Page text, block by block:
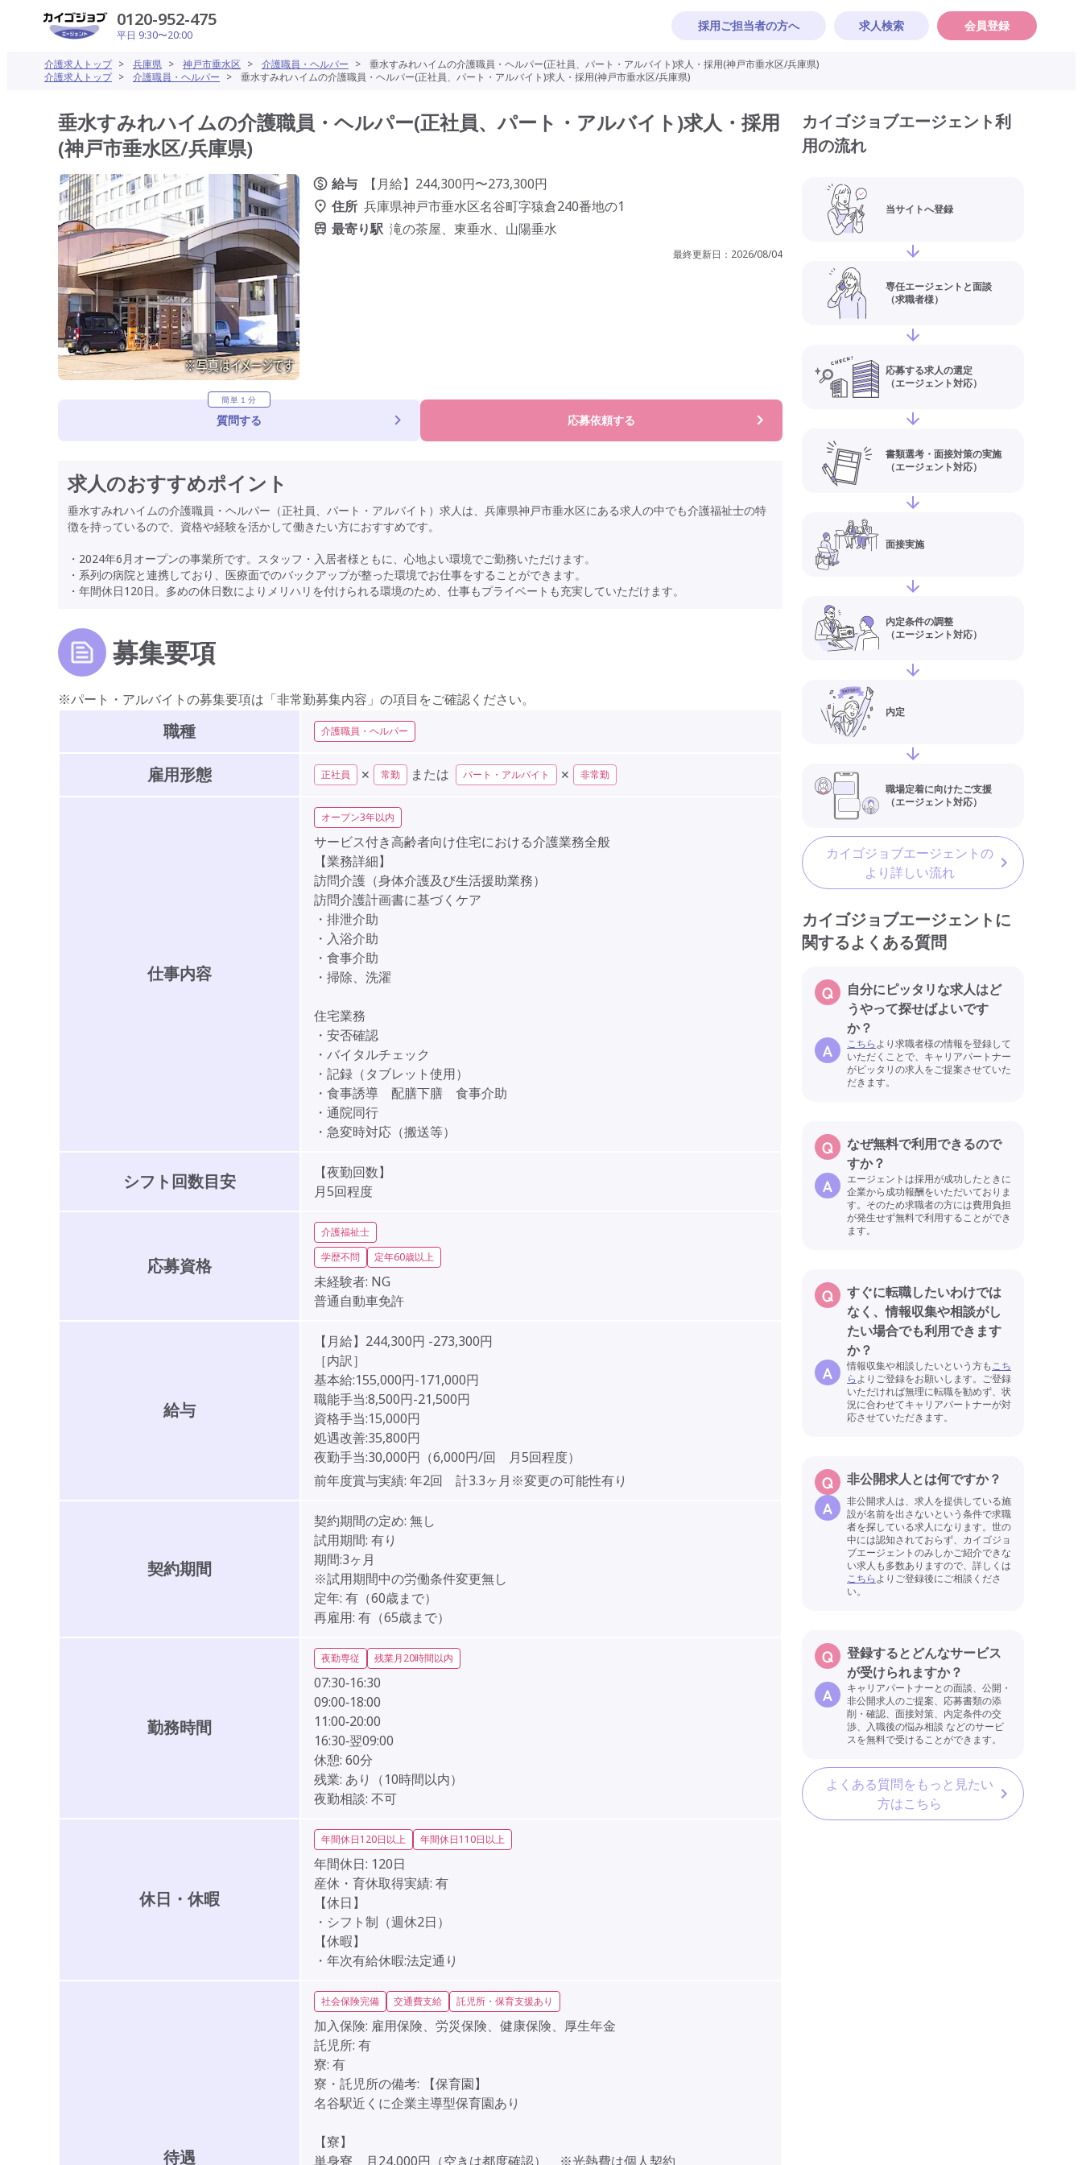
0120-952-475
平日 9:30〜20:00
採用ご担当者の方へ 求人検索 会員登録
介護求人トップ > 兵庫県 > 神戸市垂水区 > 介護職員・ヘルパー >
垂水すみれハイムの介護職員・ヘルパー(正社員、パート・アルバイト)求人・採用(神戸市垂水区/兵庫県)
介護求人トップ > 介護職員・ヘルパー > 垂水すみれハイムの介護職員・ヘルパー(正社員、パート・アルバイト)求人・採用(神戸市垂水区/兵庫県)
垂水すみれハイムの介護職員・ヘルパー(正社員、パート・アルバイト)求人・採用
(神戸市垂水区/兵庫県)
給与
【月給】244,300円〜273,300円
住所 兵庫県神戸市垂水区名谷町字猿倉240番地の1
最寄り駅 滝の茶屋、東垂水、山陽垂水
最終更新日： 2026/08/04
簡単１分
質問する 応募依頼する
求人のおすすめポイント
垂水すみれハイムの介護職員・ヘルパー（正社員、パート・アルバイト）求人は、兵庫県神戸市垂水区にある求人の中でも介護福祉士の特
徴を持っているので、資格や経験を活かして働きたい方におすすめです。
・2024年6月オープンの事業所です。スタッフ・入居者様ともに、心地よい環境でご勤務いただけます。
・系列の病院と連携しており、医療面でのバックアップが整った環境でお仕事をすることができます。
・年間休日120日。多めの休日数によりメリハリを付けられる環境のため、仕事もプライベートも充実していただけます。
募集要項
※パート・アルバイトの募集要項は「非常勤募集内容」の項目をご確認ください。
職種 介護職員・ヘルパー
雇用形態 正社員 ✕ 常勤 または パート・アルバイト ✕ 非常勤
仕事内容
オープン3年以内
サービス付き高齢者向け住宅における介護業務全般
【業務詳細】
訪問介護（身体介護及び生活援助業務）
訪問介護計画書に基づくケア
・排泄介助
・入浴介助
・食事介助
・掃除、洗濯
住宅業務
・安否確認
・バイタルチェック
・記録（タブレット使用）
・食事誘導 配膳下膳 食事介助
・通院同行
・急変時対応（搬送等）
シフト回数目安
【夜勤回数】
月5回程度
応募資格
介護福祉士
学歴不問
定年60歳以上
未経験者: NG
普通自動車免許
給与
【月給】244,300円 -273,300円
［内訳］
基本給:155,000円-171,000円
職能手当:8,500円-21,500円
資格手当:15,000円
処遇改善:35,800円
夜勤手当:30,000円（6,000円/回 月5回程度）
前年度賞与実績: 年2回 計3.3ヶ月※変更の可能性有り
契約期間
契約期間の定め: 無し
試用期間: 有り
期間:3ヶ月
※試用期間中の労働条件変更無し
定年: 有（60歳まで）
再雇用: 有（65歳まで）
勤務時間
夜勤専従 残業月20時間以内
07:30‐16:30
09:00‐18:00
11:00‐20:00
16:30‐翌09:00
休憩: 60分
残業: あり（10時間以内）
夜勤相談: 不可
休日・休暇
年間休日120日以上 年間休日110日以上
年間休日: 120日
産休・育休取得実績: 有
【休日】
・シフト制（週休2日）
【休暇】
・年次有給休暇:法定通り
待遇
社会保険完備 交通費支給 託児所・保育支援あり
加入保険: 雇用保険、労災保険、健康保険、厚生年金
託児所: 有
寮: 有
寮・託児所の備考:
【保育園】
名谷駅近くに企業主導型保育園あり
【寮】
単身寮 月24,000円（空きは都度確認） ※光熱費は個人契約
カイゴジョブエージェント利
用の流れ
当サイトへ登録
専任エージェントと面談
（求職者様）
応募する求人の選定
（エージェント対応）
書類選考・面接対策の実施
（エージェント対応）
面接実施
内定条件の調整
（エージェント対応）
内定
職場定着に向けたご支援
（エージェント対応）
カイゴジョブエージェントの
より詳しい流れ
カイゴジョブエージェントに
関するよくある質問
自分にピッタリな求人はど
うやって探せばよいです
か？
こちらより求職者様の情報を登録して
いただくことで、キャリアパートナー
がピッタリの求人をご提案させていた
だきます。
なぜ無料で利用できるので
すか？
エージェントは採用が成功したときに
企業から成功報酬をいただいておりま
す。そのため求職者の方には費用負担
が発生せず無料で利用することができ
ます。
すぐに転職したいわけでは
なく、情報収集や相談がし
たい場合でも利用できます
か？
情報収集や相談したいという方もこち
らよりご登録をお願いします。ご登録
いただければ無理に転職を勧めず、状
況に合わせてキャリアパートナーが対
応させていただきます。
非公開求人とは何ですか？
非公開求人は、求人を提供している施
設が名前を出さないという条件で求職
者を探している求人になります。世の
中には認知されておらず、カイゴジョ
ブエージェントのみしかご紹介できな
い求人も多数ありますので、詳しくは
こちらよりご登録後にご相談くださ
い。
登録するとどんなサービス
が受けられますか？
キャリアパートナーとの面談、公開・
非公開求人のご提案、応募書類の添
削・確認、面接対策、内定条件の交
渉、入職後の悩み相談 などのサービ
スを無料で受けることができます。
よくある質問をもっと見たい
方はこちら